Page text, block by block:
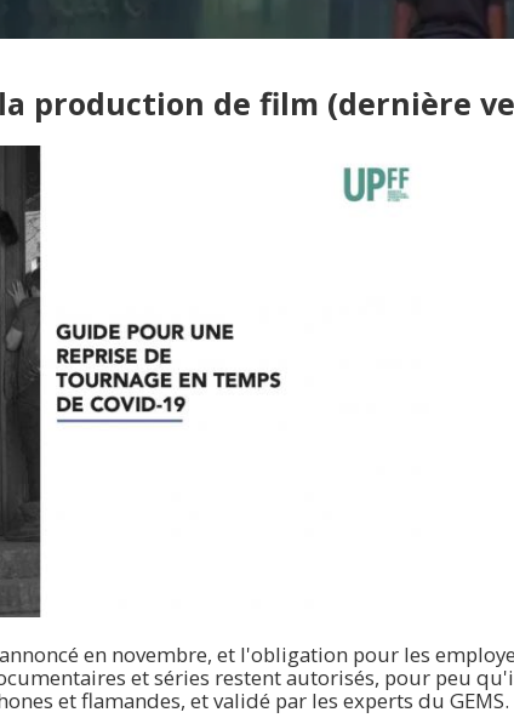
production de film (dernière
en novembre, et l'obligation pour les
et séries restent autorisés, pour peu
et flamandes, et validé par les experts du GEMS.